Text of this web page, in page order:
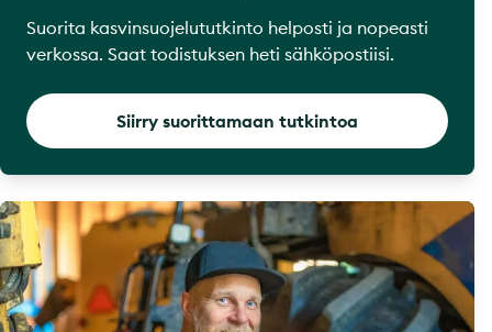
Suorita kasvinsuojelututkinto helposti ja nopeasti
verkossa. Saat todistuksen heti sähköpostiisi.
Siirry suorittamaan tutkintoa